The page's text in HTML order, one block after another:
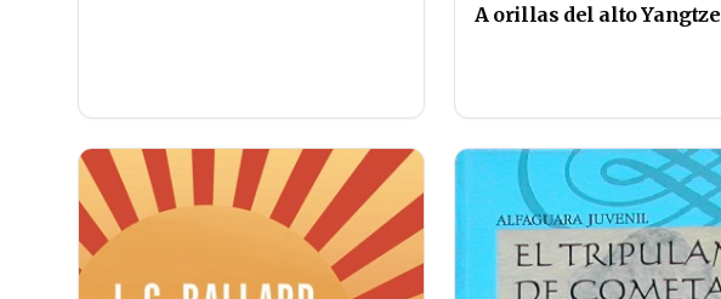
A orillas del alto Yangtze